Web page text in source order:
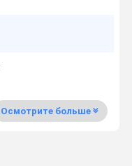
Осмотрите больше